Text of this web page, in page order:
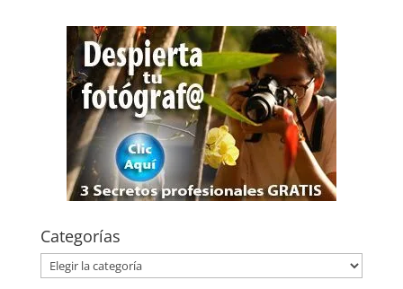
Categorías
Categorías